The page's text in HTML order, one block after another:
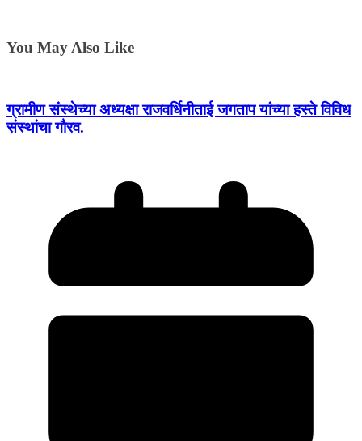
You May Also Like
ग्रामीण संस्थेच्या अध्यक्षा राजवर्धिनीताई जगताप यांच्या हस्ते विविध
संस्थांचा गौरव.